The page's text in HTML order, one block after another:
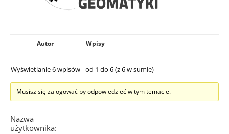
Autor Wpisy
Wyświetlanie 6 wpisów - od 1 do 6 (z 6 w sumie)
Musisz się zalogować by odpowiedzieć w tym temacie.
Nazwa
użytkownika: